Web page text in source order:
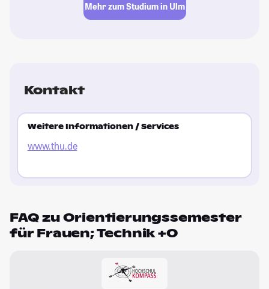
Mehr zum Studium in Ulm
Kontakt
Weitere Informationen / Services
www.thu.de
FAQ zu Orientierungssemester
für Frauen; Technik +O